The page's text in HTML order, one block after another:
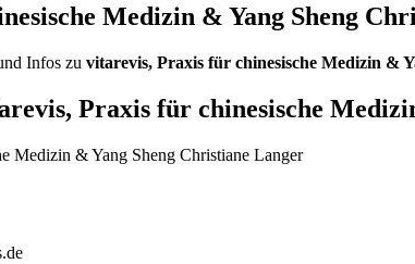
Medizin & Yang Sheng
Infos zu vitarevis, Praxis für chinesische Medizin &
Praxis für chinesische
Medizin & Yang Sheng Christiane Langer